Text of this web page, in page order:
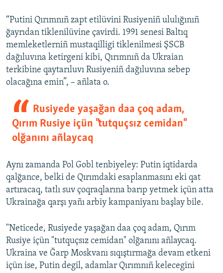
“Putini Qırımnıñ zapt etilüvini Rusiyeniñ ululığınıñ
ğayrıdan tiklenilüvine çavirdi. 1991 senesi Baltıq
memleketlerniñ mustaqilligi tiklenilmesi ŞSCB
dağıluvına ketirgeni kibi, Qırımnıñ da Ukraian
terkibine qaytarıluvı Rusiyeniñ dağıluvına sebep
olacağına emin”, – añlata o.
Rusiyede yaşağan daa çoq adam,
Qırım Rusiye içün "tutquçsız cemidan"
olğanını añlaycaq
Aynı zamanda Pol Gobl tenbiyeley: Putin iqtidarda
qalğance, belki de Qırımdaki esaplanmasını eki qat
artıracaq, tatlı suv çoqraqlarına barıp yetmek içün atta
Ukrainağa qarşı yañı arbiy kampaniyanı başlay bile.
"Neticede, Rusiyede yaşağan daa çoq adam, Qırım
Rusiye içün "tutquçsız cemidan" olğanını añlaycaq.
Ukraina ve Ğarp Moskvanı sıqıştırmağa devam etkeni
içün ise, Putin degil, adamlar Qırımnıñ kelecegini